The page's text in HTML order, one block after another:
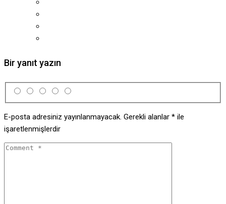
Bir yanıt yazın
E-posta adresiniz yayınlanmayacak. Gerekli alanlar * ile
işaretlenmişlerdir